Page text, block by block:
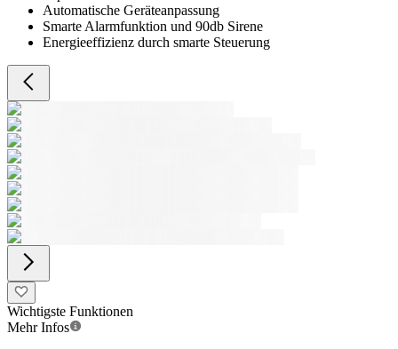
Automatische Geräteanpassung
Smarte Alarmfunktion und 90db Sirene
Energieeffizienz durch smarte Steuerung
Wichtigste Funktionen
Mehr Infos